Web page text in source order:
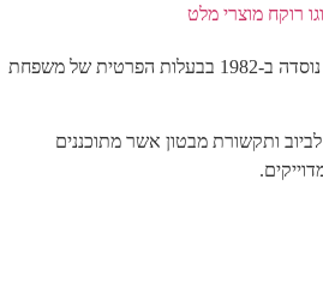
“רוקח יוסף מוצרי מלט בע”מ” נוסדה ב-1982 בבעלות הפרטית של משפחת
ותקשורת מבטון אשר מתוכננים